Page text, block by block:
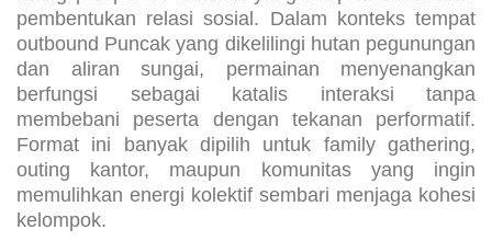
pembentukan relasi sosial. Dalam konteks tempat
outbound Puncak yang dikelilingi hutan pegunungan
dan aliran sungai, permainan menyenangkan
berfungsi sebagai katalis interaksi tanpa
membebani peserta dengan tekanan performatif.
Format ini banyak dipilih untuk family gathering,
outing kantor, maupun komunitas yang ingin
memulihkan energi kolektif sembari menjaga kohesi
kelompok.